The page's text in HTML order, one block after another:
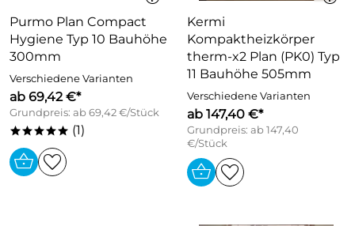
Purmo Plan Compact
Hygiene Typ 10 Bauhöhe
300mm
Verschiedene Varianten
ab 69,42 €*
Grundpreis: ab 69,42 €/Stück
***** (1)
Kermi
Kompaktheizkörper
therm-x2 Plan (PK0) Typ
11 Bauhöhe 505mm
Verschiedene Varianten
ab 147,40 €*
Grundpreis: ab 147,40
€/Stück